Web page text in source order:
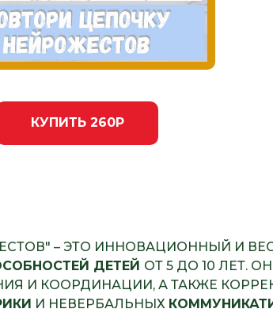
– ЭТО ИННОВАЦИОННЫЙ И
ДЕТЕЙ ОТ 5 ДО 10 ЛЕТ.
И КООРДИНАЦИИ, А ТАКЖЕ
И НЕВЕРБАЛЬНЫХ
КУПИТЬ 260Р